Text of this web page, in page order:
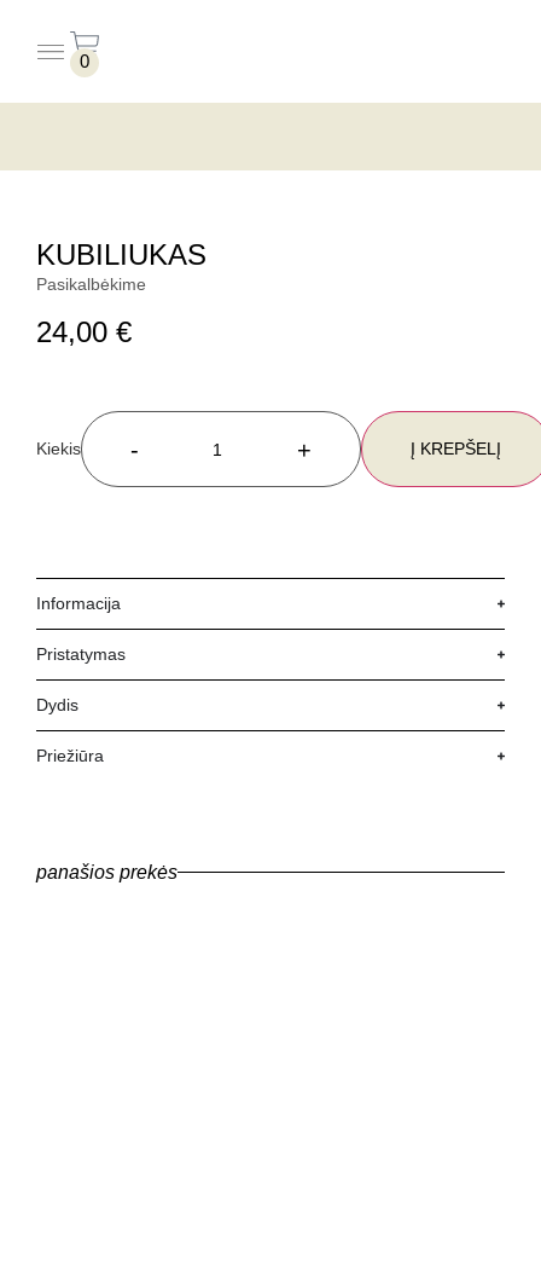
0
KUBILIUKAS
Pasikalbėkime
24,00 €
- + Į KREPŠELĮ
Informacija
Pristatymas
Dydis
Priežiūra
panašios prekės